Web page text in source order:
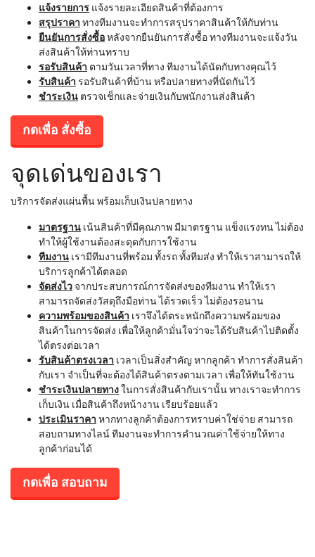
แจ้งรายการ แจ้งรายละเอียดสินค้าที่ต้องการ
สรุปราคา ทางทีมงานจะทำการสรุปราคาสินค้าให้กับท่าน
ยืนยันการสั่งซื้อหลังจากยืนยันการสั่งซื้อ ทางทีมงานจะแจ้งวัน
ส่งสินค้าให้ท่านทราบ
รอรับสินค้า ตามวันเวลาที่ทาง ทีมงานได้นัดกับทางคุณไว้
รับสินค้า รอรับสินค้าที่บ้าน หรือปลายทางที่นัดกันไว้
ชำระเงิน ตรวจเช็กและจ่ายเงินกับพนักงานส่งสินค้า
กดเพื่อ สั่งซื้อ
จุดเด่นของเรา
บริการจัดส่งแผ่นพื้น พร้อมเก็บเงินปลายทาง
มาตรฐาน เน้นสินค้าที่มีคุณภาพ มีมาตรฐาน แข็งแรงทน ไม่ต้อง
ทำให้ผู้ใช้งานต้องสะดุดกับการใช้งาน
ทีมงาน เรามีทีมงานที่พร้อม ทั้งรถ ทั้งทีมส่ง ทำให้เราสามารถให้
บริการลูกค้าได้ตลอด
จัดส่งไว จากประสบการณ์การจัดส่งของทีมงาน ทำให้เรา
สามารถจัดส่งวัสดุถึงมือท่าน ได้รวดเร็ว ไม่ต้องรอนาน
ความพร้อมของสินค้า เราจึงได้ตระหนักถึงความพร้อมของ
สินค้าในการจัดส่ง เพื่อให้ลูกค้ามั่นใจว่าจะได้รับสินค้าไปติดตั้ง
ได้ตรงต่อเวลา
รับสินค้าตรงเวลา เวลาเป็นสิ่งสำคัญ หากลูกค้า ทำการสั่งสินค้า
กับเรา จำเป็นที่จะต้องได้สินค้าตรงตามเวลา เพื่อให้ทันใช้งาน
ชำระเงินปลายทางในการสั่งสินค้ากับเรานั้น ทางเราจะทำการ
เก็บเงิน เมื่อสินค้าถึงหน้างาน เรียบร้อยแล้ว
ประเมินราคา หากทางลูกค้าต้องการทราบค่าใช่จ่าย สามารถ
สอบถามทางไลน์ ทีมงานจะทำการคำนวณค่าใช้จ่ายให้ทาง
ลูกค้าก่อนได้
กดเพื่อ สอบถาม